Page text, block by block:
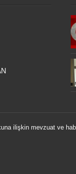
ilişkin mevzuat ve